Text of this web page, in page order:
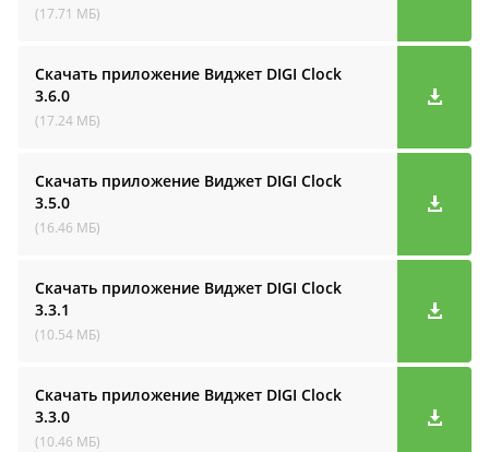
(17.71 МБ)
Скачать приложение Виджет DIGI Clock
3.6.0
(17.24 МБ)
Скачать приложение Виджет DIGI Clock
3.5.0
(16.46 МБ)
Скачать приложение Виджет DIGI Clock
3.3.1
(10.54 МБ)
Скачать приложение Виджет DIGI Clock
3.3.0
(10.46 МБ)